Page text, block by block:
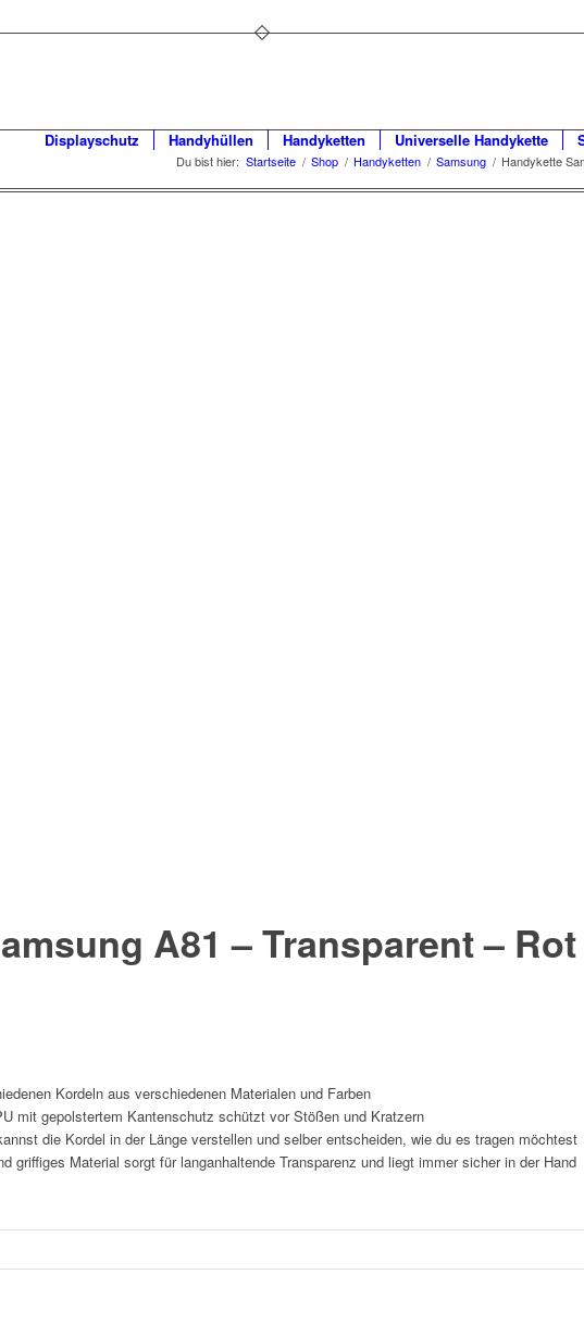
Displayschutz Handyhüllen Handyketten Universelle Handykette
Du bist hier: Startseite / Shop / Handyketten / Samsung / Handykette
A81 – Transparent – Rot
Kordeln aus verschiedenen Materialen und Farben
mit gepolstertem Kantenschutz schützt vor Stößen und Kratzern
die Kordel in der Länge verstellen und selber entscheiden, wie du es tragen möchtest
griffiges Material sorgt für langanhaltende Transparenz und liegt immer sicher in der Hand